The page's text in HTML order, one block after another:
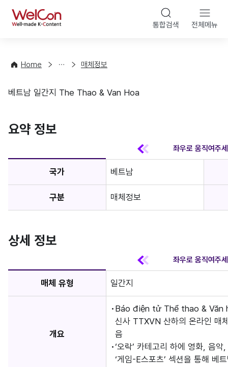
WelCon 통합검색 전체메뉴
Home
컨
팅
해
기
정
매체정보
매체정보
베트남 일간지 The Thao & Van Hoa
요약 정보
국가 베트남
구분 매체정보
상세 정보
매체 유형 일간지
개요
Báo điện tử Thể thao & Văn
신사 TTXVN 산하의 온라인 매
음
‘오락’ 카테고리 하에 영화, 음
‘게임-E스포츠’ 섹션을 통해 베